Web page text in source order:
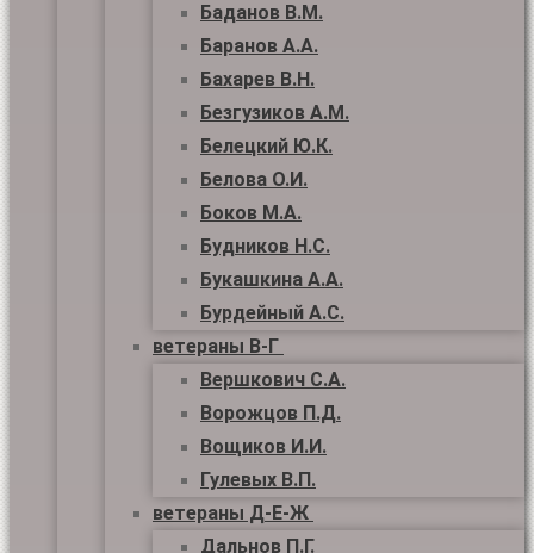
Баданов В.М.
Баранов А.А.
Бахарев В.Н.
Безгузиков А.М.
Белецкий Ю.К.
Белова О.И.
Боков М.А.
Будников Н.С.
Букашкина А.А.
Бурдейный А.С.
ветераны В-Г
Вершкович С.А.
Ворожцов П.Д.
Вощиков И.И.
Гулевых В.П.
ветераны Д-Е-Ж
Дальнов П.Г.